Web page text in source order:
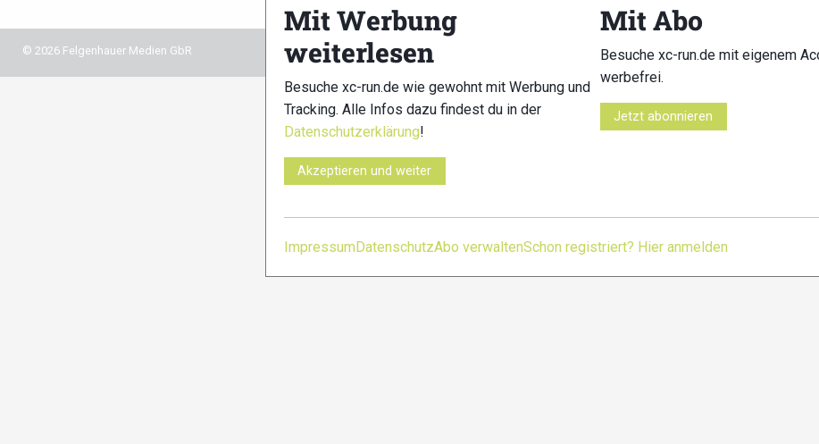
© 2026 Felgenhauer Medien GbR Datenschutz
Mit Werbung
weiterlesen
Besuche xc-run.de wie gewohnt mit Werbung und
Tracking. Alle Infos dazu findest du in der
Datenschutzerklärung!
Akzeptieren und weiter
Mit Abo
Besuche xc-run.de mit eigenem
werbefrei.
Jetzt abonnieren
ImpressumDatenschutzAbo verwaltenSchon registriert? Hier anmelden